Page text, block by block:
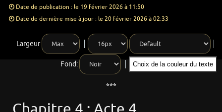
Date de publication : le 19 février 2026 à 11:50
Date de dernière mise à jour : le 20 février 2026 à 02:33
Largeur
Fond: Choix de la couleur du texte
***